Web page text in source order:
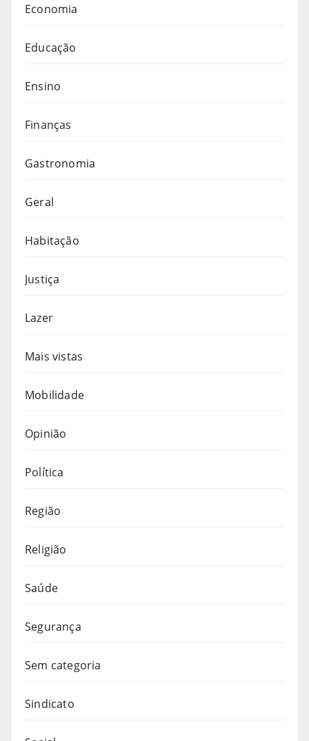
Economia
Educação
Ensino
Finanças
Gastronomia
Geral
Habitação
Justiça
Lazer
Mais vistas
Mobilidade
Opinião
Política
Região
Religião
Saúde
Segurança
Sem categoria
Sindicato